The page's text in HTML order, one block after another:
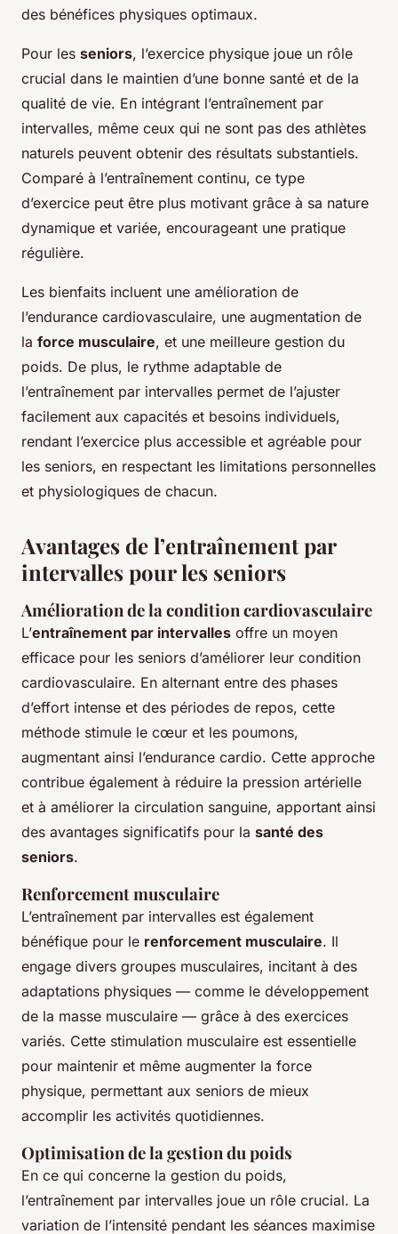
des bénéfices physiques optimaux.
Pour les seniors, l’exercice physique joue un rôle
crucial dans le maintien d’une bonne santé et de la
qualité de vie. En intégrant l’entraînement par
intervalles, même ceux qui ne sont pas des athlètes
naturels peuvent obtenir des résultats substantiels.
Comparé à l’entraînement continu, ce type
d’exercice peut être plus motivant grâce à sa nature
dynamique et variée, encourageant une pratique
régulière.
Les bienfaits incluent une amélioration de
l’endurance cardiovasculaire, une augmentation de
la force musculaire, et une meilleure gestion du
poids. De plus, le rythme adaptable de
l’entraînement par intervalles permet de l’ajuster
facilement aux capacités et besoins individuels,
rendant l’exercice plus accessible et agréable pour
les seniors, en respectant les limitations personnelles
et physiologiques de chacun.
Avantages de l’entraînement par
intervalles pour les seniors
Amélioration de la condition cardiovasculaire
L’entraînement par intervalles offre un moyen
efficace pour les seniors d’améliorer leur condition
cardiovasculaire. En alternant entre des phases
d’effort intense et des périodes de repos, cette
méthode stimule le cœur et les poumons,
augmentant ainsi l’endurance cardio. Cette approche
contribue également à réduire la pression artérielle
et à améliorer la circulation sanguine, apportant ainsi
des avantages significatifs pour la santé des
seniors.
Renforcement musculaire
L’entraînement par intervalles est également
bénéfique pour le renforcement musculaire. Il
engage divers groupes musculaires, incitant à des
adaptations physiques — comme le développement
de la masse musculaire — grâce à des exercices
variés. Cette stimulation musculaire est essentielle
pour maintenir et même augmenter la force
physique, permettant aux seniors de mieux
accomplir les activités quotidiennes.
Optimisation de la gestion du poids
En ce qui concerne la gestion du poids,
l’entraînement par intervalles joue un rôle crucial. La
variation de l’intensité pendant les séances maximise